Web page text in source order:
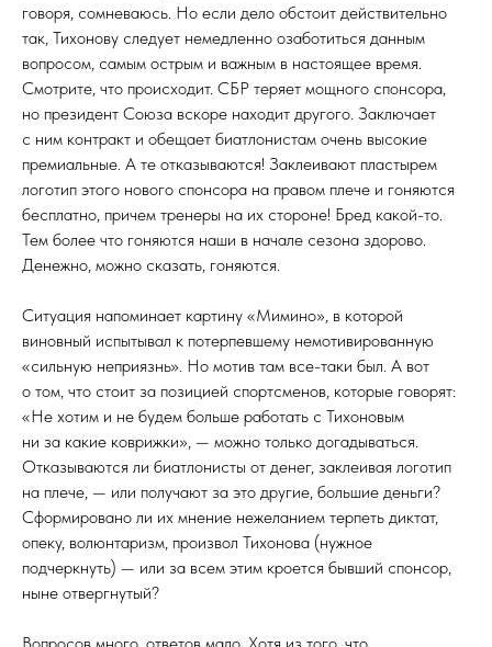
говоря, сомневаюсь. Но если дело обстоит действительно
так, Тихонову следует немедленно озаботиться данным
вопросом, самым острым и важным в настоящее время.
Смотрите, что происходит. СБР теряет мощного спонсора,
но президент Союза вскоре находит другого. Заключает
с ним контракт и обещает биатлонистам очень высокие
премиальные. А те отказываются! Заклеивают пластырем
логотип этого нового спонсора на правом плече и гоняются
бесплатно, причем тренеры на их стороне! Бред какой-то.
Тем более что гоняются наши в начале сезона здорово.
Денежно, можно сказать, гоняются.
Ситуация напоминает картину «Мимино», в которой
виновный испытывал к потерпевшему немотивированную
«сильную неприязнь». Но мотив там все-таки был. А вот
о том, что стоит за позицией спортсменов, которые говорят:
«Не хотим и не будем больше работать с Тихоновым
ни за какие коврижки», — можно только догадываться.
Отказываются ли биатлонисты от денег, заклеивая логотип
на плече, — или получают за это другие, большие деньги?
Сформировано ли их мнение нежеланием терпеть диктат,
опеку, волюнтаризм, произвол Тихонова (нужное
подчеркнуть) — или за всем этим кроется бывший спонсор,
ныне отвергнутый?